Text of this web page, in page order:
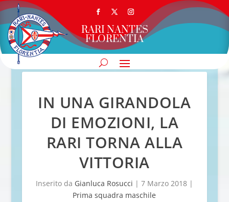
RARI NANTES
FLORENTIA
IN UNA GIRANDOLA
DI EMOZIONI, LA
RARI TORNA ALLA
VITTORIA
Inserito da Gianluca Rosucci | 7 Marzo 2018|
Prima squadra maschile